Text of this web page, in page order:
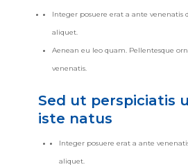
Integer posuere erat a ante venenatis
aliquet.
Aenean eu leo quam. Pellentesque
venenatis.
Sed ut perspiciatis
iste natus
Integer posuere erat a ante
aliquet.